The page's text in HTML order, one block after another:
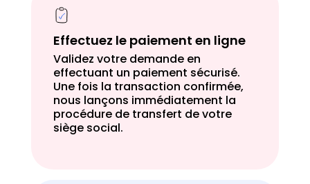
Effectuez le paiement en ligne
Validez votre demande en
effectuant un paiement sécurisé.
Une fois la transaction confirmée,
nous lançons immédiatement la
procédure de transfert de votre
siège social.